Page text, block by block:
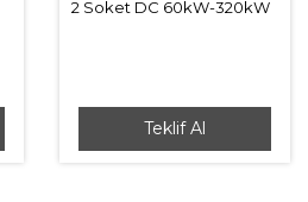
2 Soket DC 60kW-320kW
Teklif Al